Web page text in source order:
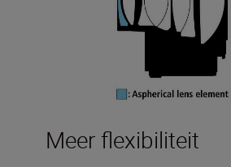
Meer flexibiliteit